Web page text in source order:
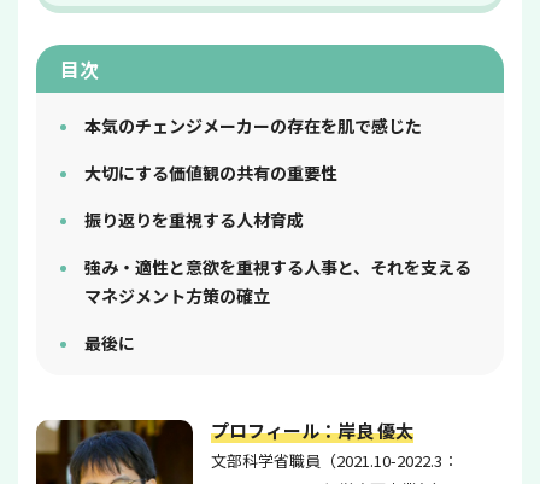
目次
本気のチェンジメーカーの存在を肌で感じた
大切にする価値観の共有の重要性
振り返りを重視する人材育成
強み・適性と意欲を重視する人事と、それを支える
マネジメント方策の確立
最後に
プロフィール：岸良 優太
文部科学省職員（2021.10-2022.3：